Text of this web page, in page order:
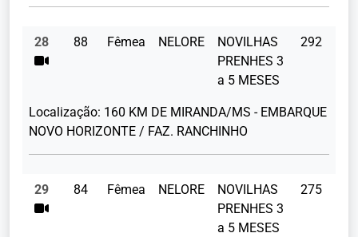
28 88 Fêmea NELORE
NOVILHAS
PRENHES 3
a 5 MESES
292
Localização: 160 KM DE MIRANDA/MS - EMBARQUE
NOVO HORIZONTE / FAZ. RANCHINHO
29 84 Fêmea NELORE
NOVILHAS
PRENHES 3
a 5 MESES
275